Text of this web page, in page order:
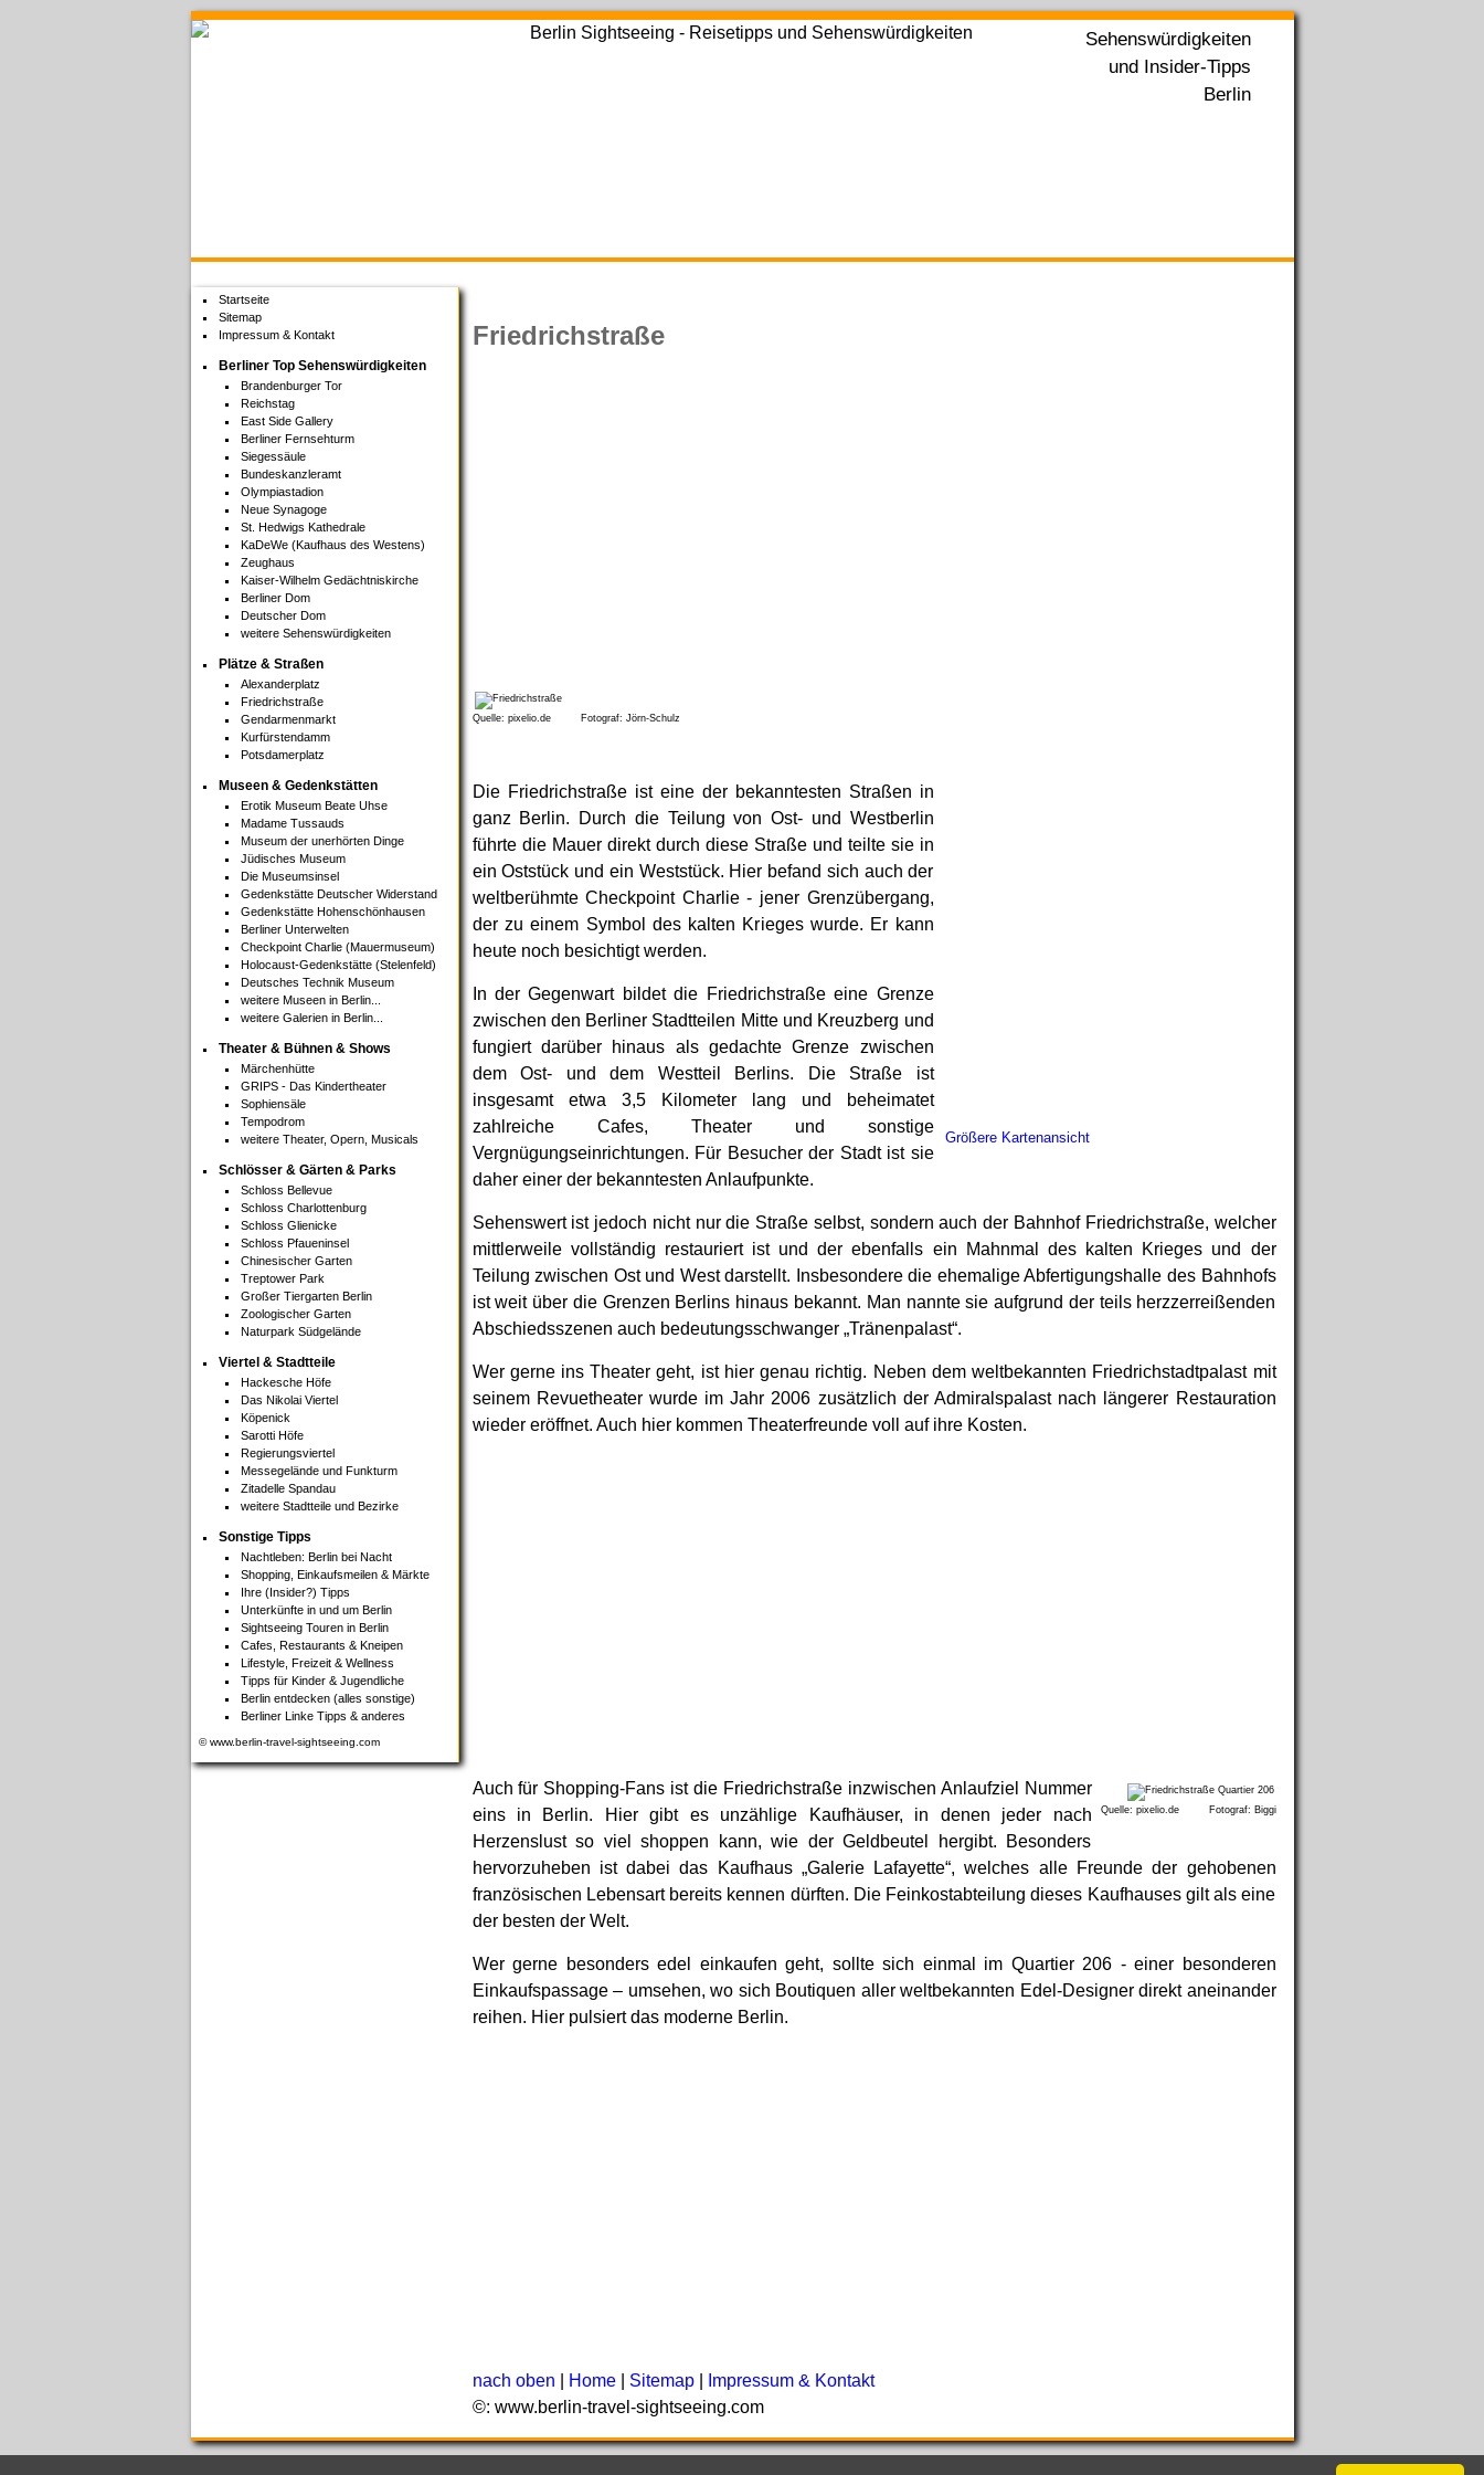
Sehenswürdigkeiten
und Insider-Tipps
Berlin
Friedrichstraße
Quelle: pixelio.de Fotograf: Jörn-Schulz
Größere Kartenansicht
Die Friedrichstraße ist eine der bekanntesten Straßen in
ganz Berlin. Durch die Teilung von Ost- und Westberlin
führte die Mauer direkt durch diese Straße und teilte sie in
ein Oststück und ein Weststück. Hier befand sich auch der
weltberühmte Checkpoint Charlie - jener Grenzübergang,
der zu einem Symbol des kalten Krieges wurde. Er kann
heute noch besichtigt werden.
In der Gegenwart bildet die Friedrichstraße eine Grenze
zwischen den Berliner Stadtteilen Mitte und Kreuzberg und
fungiert darüber hinaus als gedachte Grenze zwischen
dem Ost- und dem Westteil Berlins. Die Straße ist
insgesamt etwa 3,5 Kilometer lang und beheimatet
zahlreiche Cafes, Theater und sonstige
Vergnügungseinrichtungen. Für Besucher der Stadt ist sie
daher einer der bekanntesten Anlaufpunkte.
Sehenswert ist jedoch nicht nur die Straße selbst, sondern auch der Bahnhof Friedrichstraße, welcher
mittlerweile vollständig restauriert ist und der ebenfalls ein Mahnmal des kalten Krieges und der
Teilung zwischen Ost und West darstellt. Insbesondere die ehemalige Abfertigungshalle des Bahnhofs
ist weit über die Grenzen Berlins hinaus bekannt. Man nannte sie aufgrund der teils herzzerreißenden
Abschiedsszenen auch bedeutungsschwanger „Tränenpalast“.
Wer gerne ins Theater geht, ist hier genau richtig. Neben dem weltbekannten Friedrichstadtpalast mit
seinem Revuetheater wurde im Jahr 2006 zusätzlich der Admiralspalast nach längerer Restauration
wieder eröffnet. Auch hier kommen Theaterfreunde voll auf ihre Kosten.
Quelle: pixelio.de Fotograf: Biggi
Auch für Shopping-Fans ist die Friedrichstraße inzwischen Anlaufziel Nummer
eins in Berlin. Hier gibt es unzählige Kaufhäuser, in denen jeder nach
Herzenslust so viel shoppen kann, wie der Geldbeutel hergibt. Besonders
hervorzuheben ist dabei das Kaufhaus „Galerie Lafayette“, welches alle Freunde der gehobenen
französischen Lebensart bereits kennen dürften. Die Feinkostabteilung dieses Kaufhauses gilt als eine
der besten der Welt.
Wer gerne besonders edel einkaufen geht, sollte sich einmal im Quartier 206 - einer besonderen
Einkaufspassage – umsehen, wo sich Boutiquen aller weltbekannten Edel-Designer direkt aneinander
reihen. Hier pulsiert das moderne Berlin.
nach oben Home| Sitemap|
Impressum & Kontakt
©: www.berlin-travel-sightseeing.com
Startseite
Sitemap
Impressum & Kontakt
Berliner Top Sehenswürdigkeiten
Brandenburger Tor
Reichstag
East Side Gallery
Berliner Fernsehturm
Siegessäule
Bundeskanzleramt
Olympiastadion
Neue Synagoge
St. Hedwigs Kathedrale
KaDeWe (Kaufhaus des Westens)
Zeughaus
Kaiser-Wilhelm Gedächtniskirche
Berliner Dom
Deutscher Dom
weitere Sehenswürdigkeiten
Plätze & Straßen
Alexanderplatz
Friedrichstraße
Gendarmenmarkt
Kurfürstendamm
Potsdamerplatz
Museen & Gedenkstätten
Erotik Museum Beate Uhse
Madame Tussauds
Museum der unerhörten Dinge
Jüdisches Museum
Die Museumsinsel
Gedenkstätte Deutscher Widerstand
Gedenkstätte Hohenschönhausen
Berliner Unterwelten
Checkpoint Charlie (Mauermuseum)
Holocaust-Gedenkstätte (Stelenfeld)
Deutsches Technik Museum
weitere Museen in Berlin...
weitere Galerien in Berlin...
Theater & Bühnen & Shows
Märchenhütte
GRIPS - Das Kindertheater
Sophiensäle
Tempodrom
weitere Theater, Opern, Musicals
Schlösser & Gärten & Parks
Schloss Bellevue
Schloss Charlottenburg
Schloss Glienicke
Schloss Pfaueninsel
Chinesischer Garten
Treptower Park
Großer Tiergarten Berlin
Zoologischer Garten
Naturpark Südgelände
Viertel & Stadtteile
Hackesche Höfe
Das Nikolai Viertel
Köpenick
Sarotti Höfe
Regierungsviertel
Messegelände und Funkturm
Zitadelle Spandau
weitere Stadtteile und Bezirke
Sonstige Tipps
Nachtleben: Berlin bei Nacht
Shopping, Einkaufsmeilen & Märkte
Ihre (Insider?) Tipps
Unterkünfte in und um Berlin
Sightseeing Touren in Berlin
Cafes, Restaurants & Kneipen
Lifestyle, Freizeit & Wellness
Tipps für Kinder & Jugendliche
Berlin entdecken (alles sonstige)
Berliner Linke Tipps & anderes
© www.berlin-travel-sightseeing.com